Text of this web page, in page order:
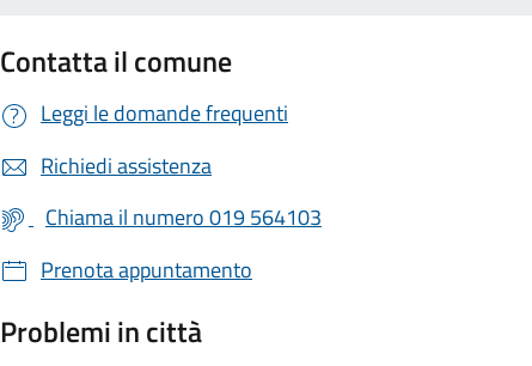
Contatta il comune
Leggi le domande frequenti
Richiedi assistenza
Chiama il numero 019 564103
Prenota appuntamento
Problemi in città